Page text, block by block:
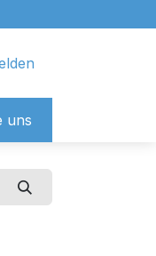
uns